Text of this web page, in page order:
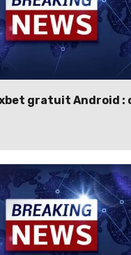
gratuit Android :